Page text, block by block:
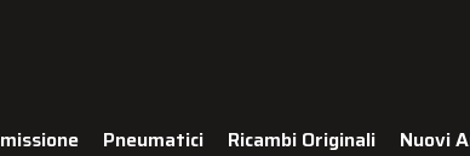
Pneumatici Ricambi Originali Nuovi